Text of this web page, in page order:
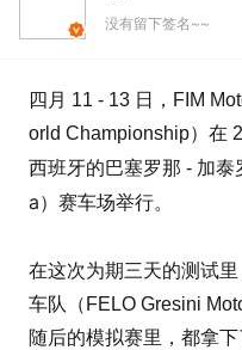
没有留下签名~~
四月 11 - 13 日，FIM
orld Championship）在
西班牙的巴塞罗那 - 加泰
a）赛车场举行。
在这次为期三天的测试
车队（FELO Gresini
随后的模拟赛里，都拿